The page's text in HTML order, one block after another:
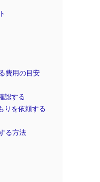
費用の目安
認する
りを依頼する
る方法